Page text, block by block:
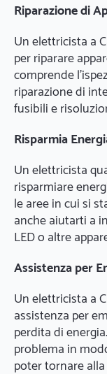
Riparazione di
Un elettricista a
per riparare
comprende
riparazione di
fusibili e
Risparmia
Un elettricista
risparmiare
le aree in cui si
anche aiutarti a
LED o altre
Assistenza per
Un elettricista a
assistenza per
perdita di
problema in
poter tornare